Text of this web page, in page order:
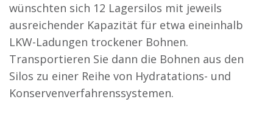
wünschten sich 12 Lagersilos mit jeweils
ausreichender Kapazität für etwa eineinhalb
LKW-Ladungen trockener Bohnen.
Transportieren Sie dann die Bohnen aus den
Silos zu einer Reihe von Hydratations- und
Konservenverfahrenssystemen.